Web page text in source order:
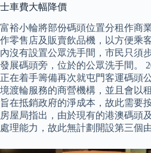
士車費大幅降價
富裕小輪將部份碼頭位置分租作商
作零售店及販賣飲品機，以方便乘
內沒有設置公眾洗手間，市民只須
發展碼頭旁，位於的公眾洗手間。
正在着手籌備再次就屯門客運碼頭
境渡輪服務的商營機構，並且會以
旨在抵銷政府的淨成本，故此需要
房屋局指出，由於現有的港澳碼頭
處理能力，故此無計劃開設第三個